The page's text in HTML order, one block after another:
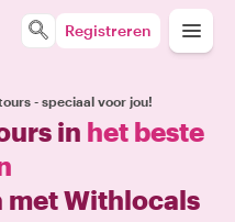
Registreren
- speciaal voor jou!
in het beste
met Withlocals